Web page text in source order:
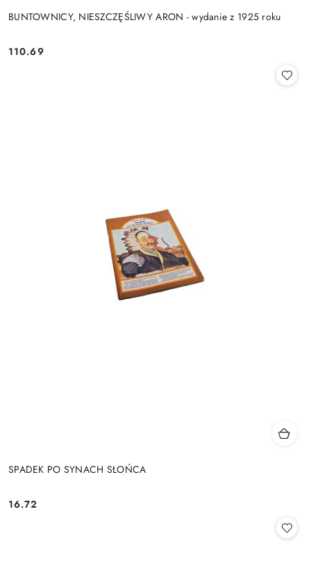
BUNTOWNICY, NIESZCZĘŚLIWY ARON - wydanie z 1925 roku
Cena:
110.69
SPADEK PO SYNACH SŁOŃCA
Cena:
16.72